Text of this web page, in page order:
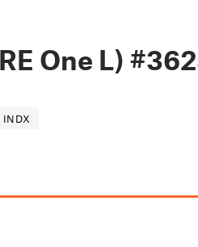
One L)
INDX